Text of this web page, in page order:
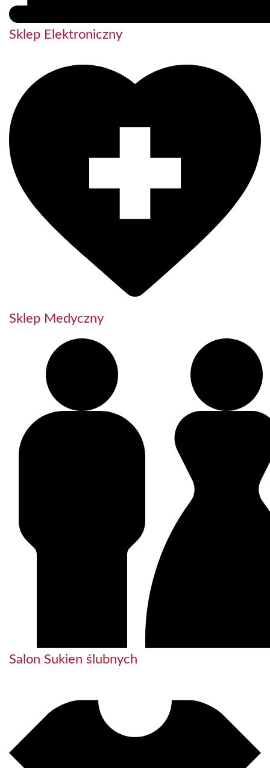
Sklep Elektroniczny
Sklep Medyczny
Salon Sukien ślubnych